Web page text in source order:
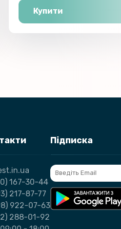
Купити
167-30-44
217-87-77
922-07-63
288-01-92
Підписка